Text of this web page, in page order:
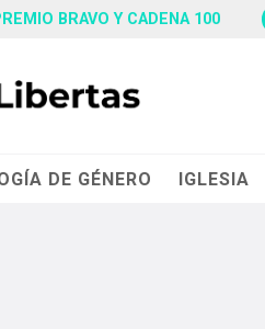
BRAVO Y CADENA 100
DE GÉNERO IGLESIA